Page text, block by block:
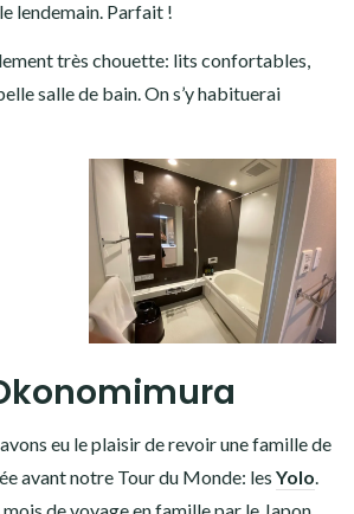
lendemain. Parfait !
très chouette: lits confortables,
salle de bain. On s’y habituerai
eu le plaisir de revoir une famille de
avant notre Tour du Monde: les Yolo.